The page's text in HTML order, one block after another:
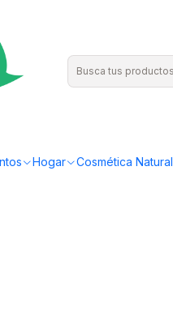
Hogar Cosmética Natural
de garbanzos 454g